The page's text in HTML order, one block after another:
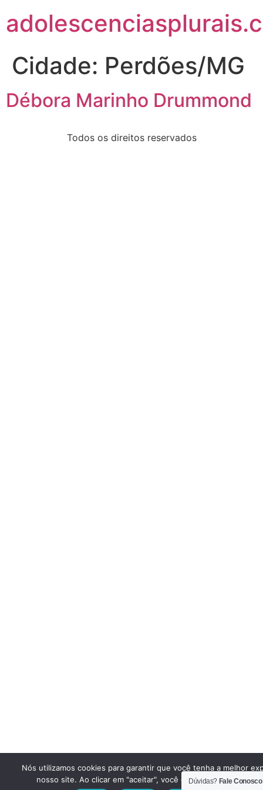
Cidade: Perdões/MG
Débora Marinho Drummond
Todos os direitos reservados
Dúvidas? Fale Conosco
Nós utilizamos cookies para garantir que você tenha a melhor
nosso site. Ao clicar em "aceitar", você concorda em utilizar